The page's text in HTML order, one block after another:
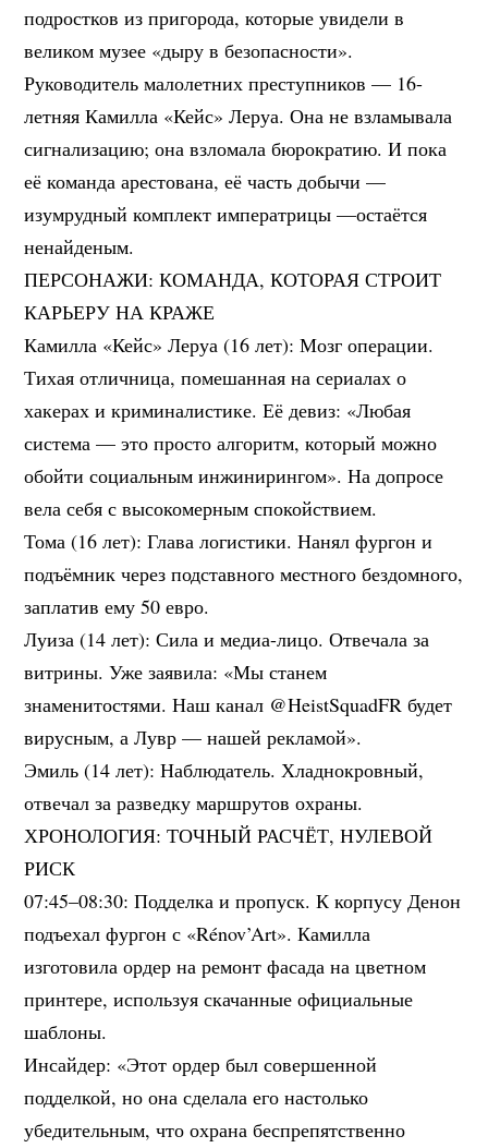
подростков из пригорода, которые увидели в
великом музее «дыру в безопасности».
Руководитель малолетних преступников — 16-
летняя Камилла «Кейс» Леруа. Она не взламывала
сигнализацию; она взломала бюрократию. И пока
её команда арестована, её часть добычи —
изумрудный комплект императрицы —остаётся
ненайденым.
ПЕРСОНАЖИ: КОМАНДА, КОТОРАЯ СТРОИТ
КАРЬЕРУ НА КРАЖЕ
Камилла «Кейс» Леруа (16 лет): Мозг операции.
Тихая отличница, помешанная на сериалах о
хакерах и криминалистике. Её девиз: «Любая
система — это просто алгоритм, который можно
обойти социальным инжинирингом». На допросе
вела себя с высокомерным спокойствием.
Тома (16 лет): Глава логистики. Нанял фургон и
подъёмник через подставного местного бездомного,
заплатив ему 50 евро.
Луиза (14 лет): Сила и медиа-лицо. Отвечала за
витрины. Уже заявила: «Мы станем
знаменитостями. Наш канал @HeistSquadFR будет
вирусным, а Лувр — нашей рекламой».
Эмиль (14 лет): Наблюдатель. Хладнокровный,
отвечал за разведку маршрутов охраны.
ХРОНОЛОГИЯ: ТОЧНЫЙ РАСЧЁТ, НУЛЕВОЙ
РИСК
07:45–08:30: Подделка и пропуск. К корпусу Денон
подъехал фургон с «Rénov’Art». Камилла
изготовила ордер на ремонт фасада на цветном
принтере, используя скачанные официальные
шаблоны.
Инсайдер: «Этот ордер был совершенной
подделкой, но она сделала его настолько
убедительным, что охрана беспрепятственно